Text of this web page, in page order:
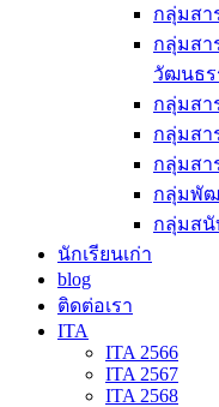
กลุ่มสา
กลุ่มสา
วัฒนธร
กลุ่มสา
กลุ่มสา
กลุ่มสา
กลุ่มพัฒ
กลุ่มส
นักเรียนเก่า
blog
ติดต่อเรา
ITA
ITA 2566
ITA 2567
ITA 2568